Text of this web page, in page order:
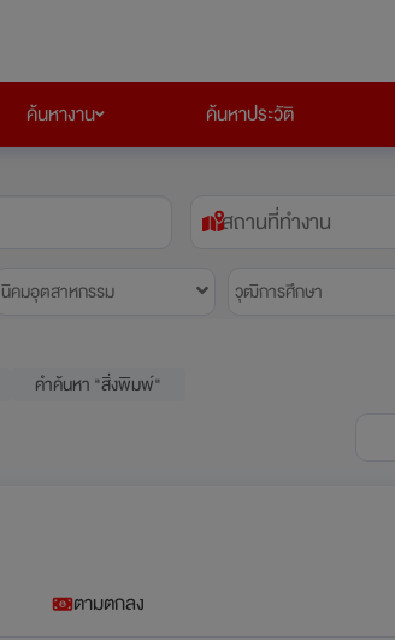
ค้นหางาน ค้นหาประวัติ
สถานที่ทำงาน
นิคมอุตสาหกรรม วุฒิการศึกษา
คำค้นหา "สิ่งพิมพ์"
ตามตกลง